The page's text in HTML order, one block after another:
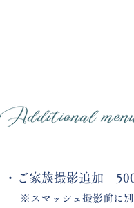
・ご家族撮影追加
​※スマッシュ撮影前に別